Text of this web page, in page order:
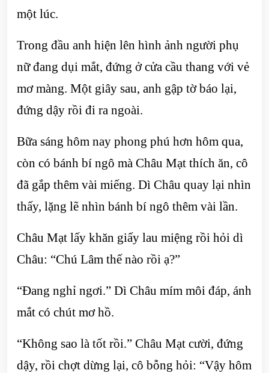
một lúc.
Trong đầu anh hiện lên hình ảnh người phụ
nữ đang dụi mắt, đứng ở cửa cầu thang với vẻ
mơ màng. Một giây sau, anh gập tờ báo lại,
đứng dậy rồi đi ra ngoài.
Bữa sáng hôm nay phong phú hơn hôm qua,
còn có bánh bí ngô mà Châu Mạt thích ăn, cô
đã gắp thêm vài miếng. Dì Châu quay lại nhìn
thấy, lặng lẽ nhìn bánh bí ngô thêm vài lần.
Châu Mạt lấy khăn giấy lau miệng rồi hỏi dì
Châu: “Chú Lâm thế nào rồi ạ?”
“Đang nghỉ ngơi.” Dì Châu mím môi đáp, ánh
mắt có chút mơ hồ.
“Không sao là tốt rồi.” Châu Mạt cười, đứng
dậy, rồi chợt dừng lại, cô bỗng hỏi: “Vậy hôm